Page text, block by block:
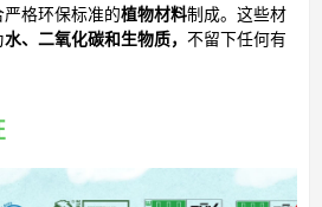
格环保标准的植物材料制成。这些材
水、二氧化碳和生物质， 不留下任何有